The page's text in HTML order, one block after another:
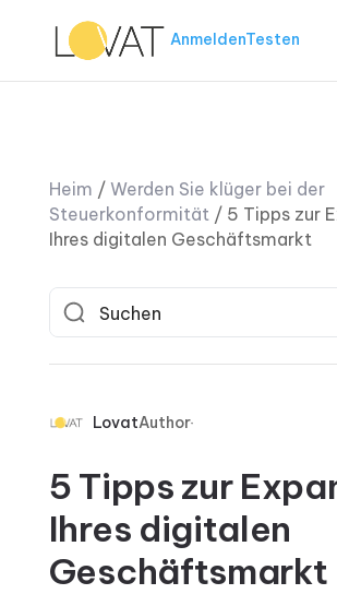
AnmeldenTesten
Heim / Werden Sie klüger bei der
Steuerkonformität/ 5 Tipps zur
Ihres digitalen Geschäftsmarkt
LovatAuthor
5 Tipps zur
Ihres digitalen
Geschäftsmarkt